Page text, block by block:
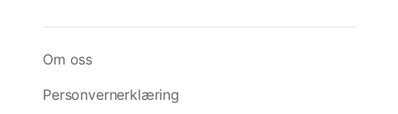
Om oss
Personvernerklæring